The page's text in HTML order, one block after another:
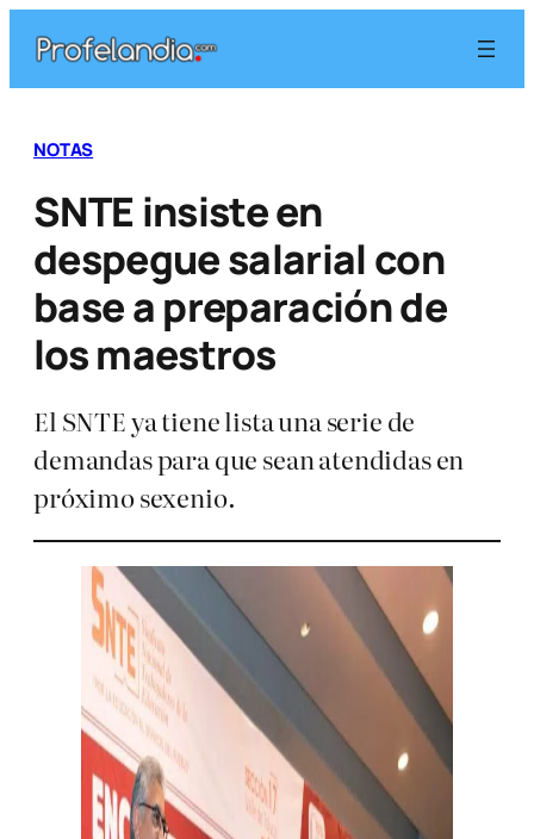
contenido
NOTAS
SNTE insiste en
despegue salarial con
base a preparación de
los maestros
El SNTE ya tiene lista una serie de
demandas para que sean atendidas en
próximo sexenio.